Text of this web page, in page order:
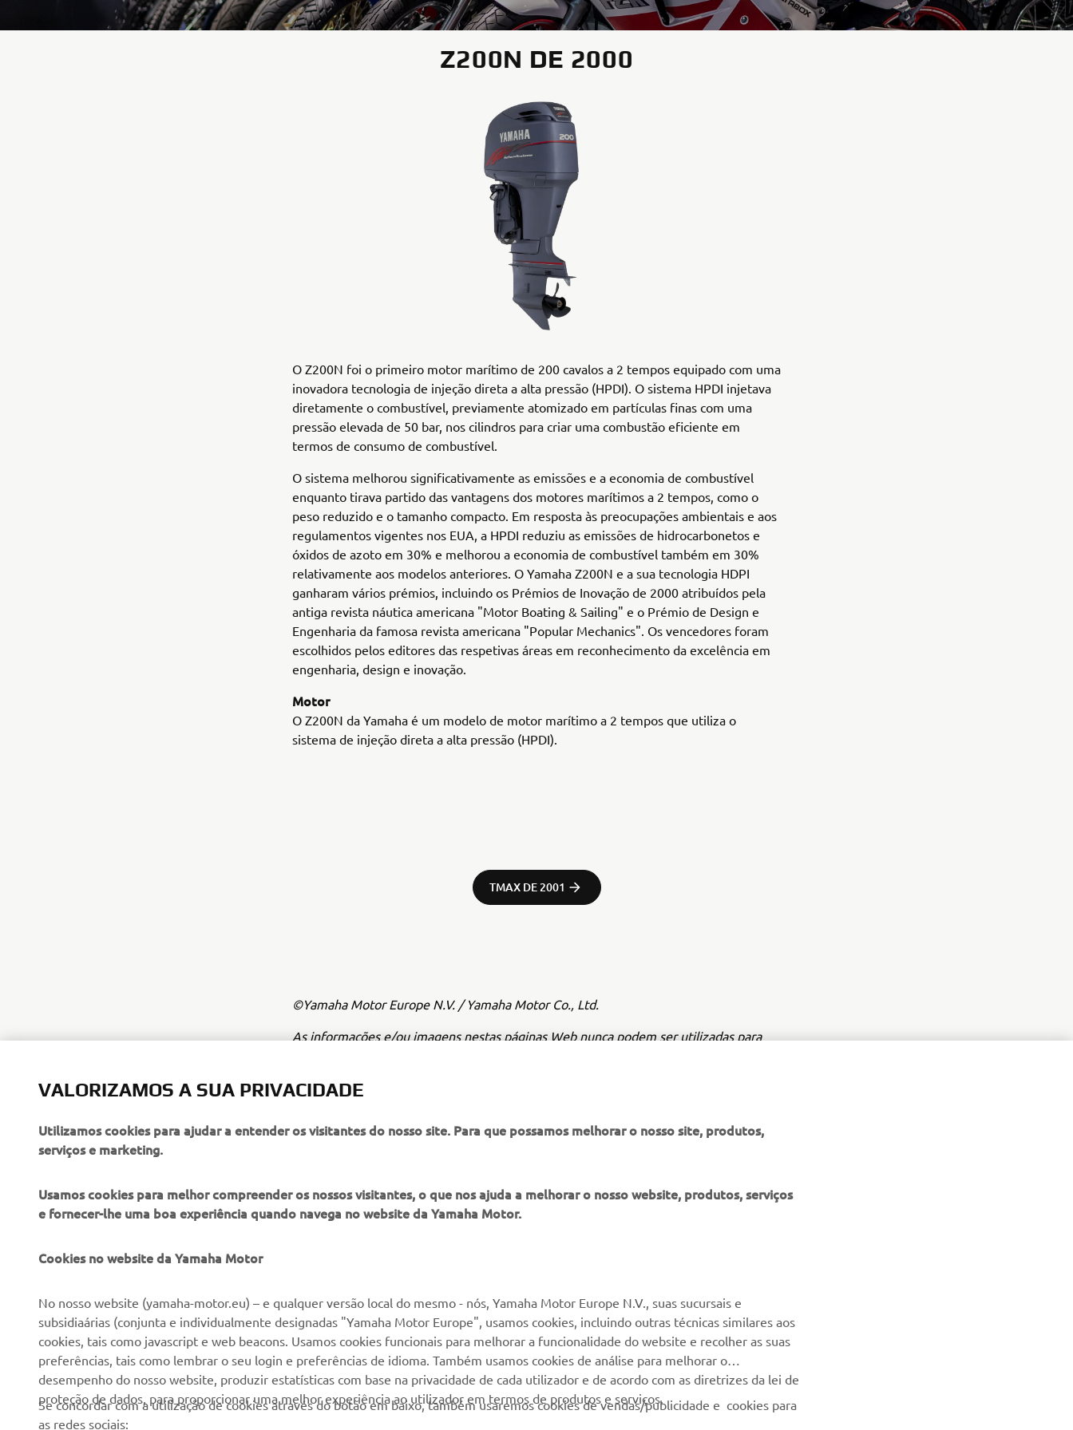
Z200N DE 2000
O Z200N foi o primeiro motor marítimo de 200 cavalos a 2 tempos equipado com uma
inovadora tecnologia de injeção direta a alta pressão (HPDI). O sistema HPDI injetava
diretamente o combustível, previamente atomizado em partículas finas com uma
pressão elevada de 50 bar, nos cilindros para criar uma combustão eficiente em
termos de consumo de combustível.
O sistema melhorou significativamente as emissões e a economia de combustível
enquanto tirava partido das vantagens dos motores marítimos a 2 tempos, como o
peso reduzido e o tamanho compacto. Em resposta às preocupações ambientais e aos
regulamentos vigentes nos EUA, a HPDI reduziu as emissões de hidrocarbonetos e
óxidos de azoto em 30% e melhorou a economia de combustível também em 30%
relativamente aos modelos anteriores. O Yamaha Z200N e a sua tecnologia HDPI
ganharam vários prémios, incluindo os Prémios de Inovação de 2000 atribuídos pela
antiga revista náutica americana "Motor Boating & Sailing" e o Prémio de Design e
Engenharia da famosa revista americana "Popular Mechanics". Os vencedores foram
escolhidos pelos editores das respetivas áreas em reconhecimento da excelência em
engenharia, design e inovação.
Motor
O Z200N da Yamaha é um modelo de motor marítimo a 2 tempos que utiliza o
sistema de injeção direta a alta pressão (HPDI).
TMAX DE 2001
©Yamaha Motor Europe N.V. / Yamaha Motor Co., Ltd.
As informações e/ou imagens nestas páginas Web nunca podem ser utilizadas para
EMPRESA
Notícias
Imprensa
Catálogos
Trabalhar na Yamaha
PARA EMPRESAS
NEO's Delivery
Sistemas eBike
Campos de golfe
Socorristas
Yamaha Music
Yamaha Racing
Yamaha Motor Global
Aplicações móveis
Serviço de Apoio ao
Cliente
Livro de reclamações
Catálogo de peças
novos lançamentos e muito mais
processamos os seus dados pessoais:
VALORIZAMOS A SUA PRIVACIDADE
Utilizamos cookies para ajudar a entender os visitantes do nosso site. Para que possamos melhorar o nosso site, produtos,
serviços e marketing.
Usamos cookies para melhor compreender os nossos visitantes, o que nos ajuda a melhorar o nosso website, produtos, serviços
e fornecer-lhe uma boa experiência quando navega no website da Yamaha Motor.
Cookies no website da Yamaha Motor
No nosso website (yamaha-motor.eu) – e qualquer versão local do mesmo - nós, Yamaha Motor Europe N.V., suas sucursais e
subsidiaárias (conjunta e individualmente designadas "Yamaha Motor Europe", usamos cookies, incluindo outras técnicas similares aos
cookies, tais como javascript e web beacons. Usamos cookies funcionais para melhorar a funcionalidade do website e recolher as suas
preferências, tais como lembrar o seu login e preferências de idioma. Também usamos cookies de análise para melhorar o
desempenho do nosso website, produzir estatísticas com base na privacidade de cada utilizador e de acordo com as diretrizes da lei de
proteção de dados, para proporcionar uma melhor experiência ao utilizador em termos de produtos e serviços.
Se concordar com a utilização de cookies através do botão em baixo, também usaremos cookies de vendas/publicidade e cookies para
as redes sociais: